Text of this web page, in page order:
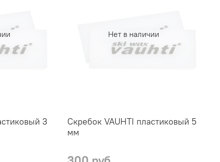
3
Нет в наличии
Скребок VAUHTI пластиковый 5
мм